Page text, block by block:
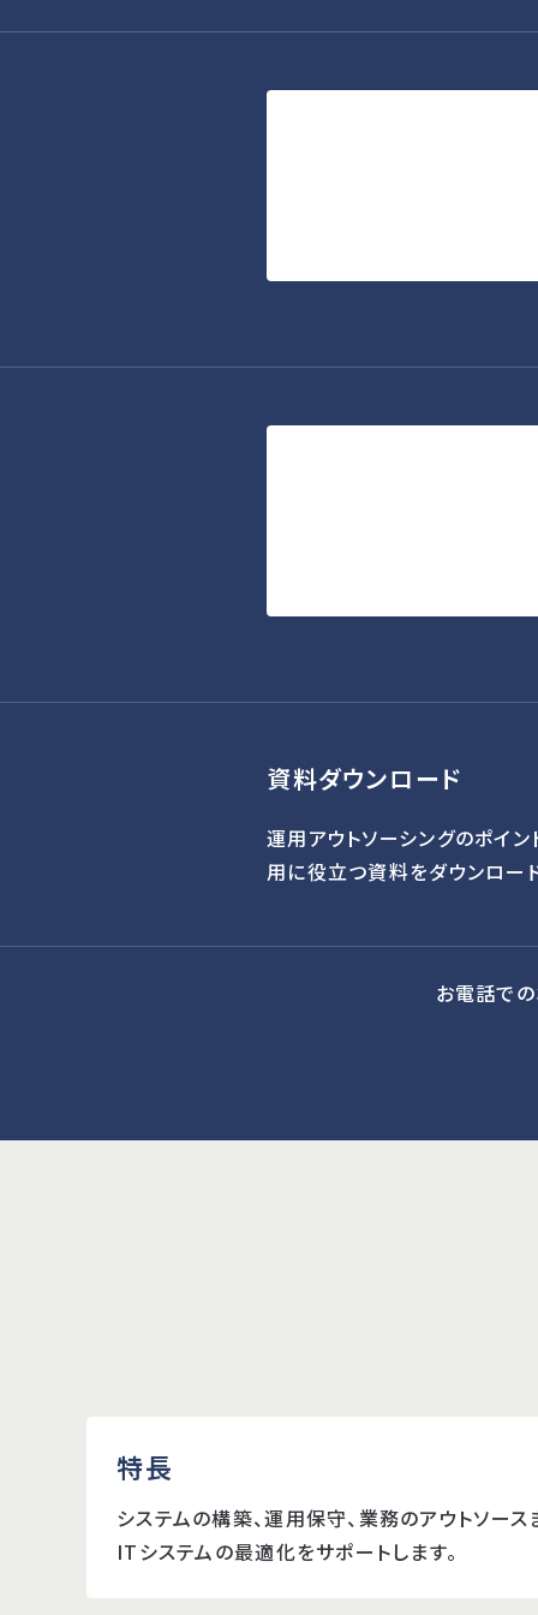
資料ダウンロード
運用アウトソーシングのポイ
用に役立つ資料をダウンロー
お電話で
特長
システムの構築、運用保守、業務のアウトソー
ITシステムの最適化をサポートします。